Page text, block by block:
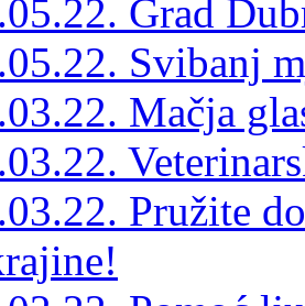
Grad
Svibanj
Mačja
Pružite